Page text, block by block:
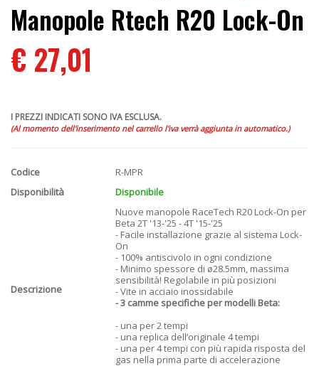
Manopole Rtech R20 Lock-On
€ 27,01
I PREZZI INDICATI SONO IVA ESCLUSA.
(Al momento dell'inserimento nel carrello l'iva verrà aggiunta in automatico.)
Codice
R-MPR
Disponibilità
Disponibile
Descrizione
Nuove manopole RaceTech R20 Lock-On per
Beta 2T '13-'25 - 4T '15-'25
- Facile installazione grazie al sistema Lock-
On
- 100% antiscivolo in ogni condizione
- Minimo spessore di ø28.5mm, massima
sensibilità! Regolabile in più posizioni
- Vite in acciaio inossidabile
- 3 camme specifiche per modelli Beta:
- una per 2 tempi
- una replica dell’originale 4 tempi
- una per 4 tempi con più rapida risposta del
gas nella prima parte di accelerazione